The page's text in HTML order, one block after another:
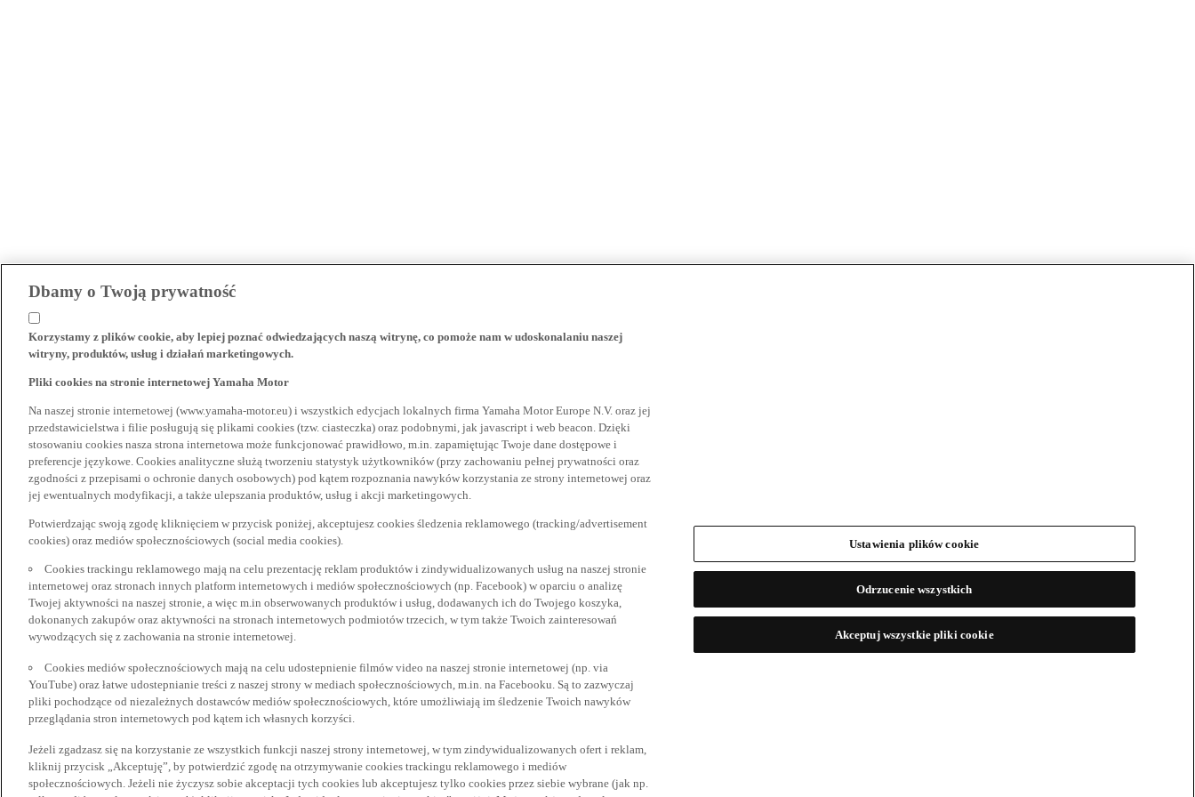
Dbamy o Twoją prywatność
Korzystamy z plików cookie, aby lepiej poznać odwiedzających naszą witrynę, co pomoże nam w udoskonalaniu naszej
witryny, produktów, usług i działań marketingowych.
Pliki cookies na stronie internetowej Yamaha Motor
Na naszej stronie internetowej (www.yamaha-motor.eu) i wszystkich edycjach lokalnych firma Yamaha Motor Europe N.V. oraz jej
przedstawicielstwa i filie posługują się plikami cookies (tzw. ciasteczka) oraz podobnymi, jak javascript i web beacon. Dzięki
stosowaniu cookies nasza strona internetowa może funkcjonować prawidłowo, m.in. zapamiętując Twoje dane dostępowe i
preferencje językowe. Cookies analityczne służą tworzeniu statystyk użytkowników (przy zachowaniu pełnej prywatności oraz
zgodności z przepisami o ochronie danych osobowych) pod kątem rozpoznania nawyków korzystania ze strony internetowej oraz
jej ewentualnych modyfikacji, a także ulepszania produktów, usług i akcji marketingowych.
Potwierdzając swoją zgodę kliknięciem w przycisk poniżej, akceptujesz cookies śledzenia reklamowego (tracking/advertisement
cookies) oraz mediów społecznościowych (social media cookies).
Cookies trackingu reklamowego mają na celu prezentację reklam produktów i zindywidualizowanych usług na naszej stronie
internetowej oraz stronach innych platform internetowych i mediów społecznościowych (np. Facebook) w oparciu o analizę
Twojej aktywności na naszej stronie, a więc m.in obserwowanych produktów i usług, dodawanych ich do Twojego koszyka,
dokonanych zakupów oraz aktywności na stronach internetowych podmiotów trzecich, w tym także Twoich zainteresowań
wywodzących się z zachowania na stronie internetowej.
Cookies mediów społecznościowych mają na celu udostepnienie filmów video na naszej stronie internetowej (np. via
YouTube) oraz łatwe udostepnianie treści z naszej strony w mediach społecznościowych, m.in. na Facebooku. Są to zazwyczaj
pliki pochodzące od niezależnych dostawców mediów społecznościowych, które umożliwiają im śledzenie Twoich nawyków
przeglądania stron internetowych pod kątem ich własnych korzyści.
Jeżeli zgadzasz się na korzystanie ze wszystkich funkcji naszej strony internetowej, w tym zindywidualizowanych ofert i reklam,
kliknij przycisk „Akceptuję”, by potwierdzić zgodę na otrzymywanie cookies trackingu reklamowego i mediów
społecznościowych. Jeżeli nie życzysz sobie akceptacji tych cookies lub akceptujesz tylko cookies przez siebie wybrane (jak np.
Ustawienia plików cookie
Odrzucenie wszystkich
Akceptuj wszystkie pliki cookie